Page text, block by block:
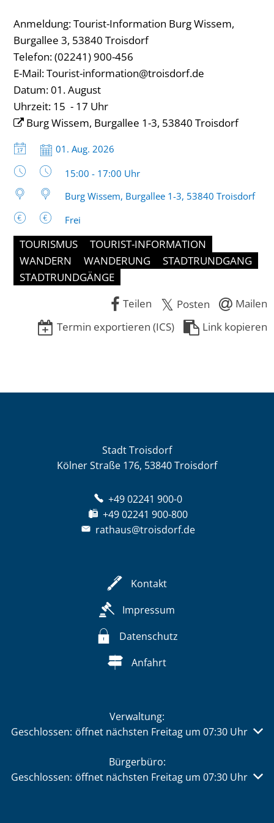
Anmeldung: Tourist-Information Burg Wissem,
Burgallee 3, 53840 Troisdorf
Telefon: (02241) 900-456
E-Mail:Tourist-information@troisdorf.de
Datum: 01. August
Uhrzeit: 15 - 17 Uhr
Burg Wissem, Burgallee 1-3, 53840 Troisdorf
Datum:
01. Aug. 2026
Uhrzeit:
15:00 - 17:00 Uhr
Burg Wissem, Burgallee 1-3, 53840 Troisdorf
Frei
TOURISMUS
TOURIST-INFORMATION
WANDERN
WANDERUNG
STADTRUNDGANG
STADTRUNDGÄNGE
Teilen
Posten
Mailen
Termin exportieren (ICS)
Link kopieren
Stadt Troisdorf
Kölner Straße 176, 53840 Troisdorf
+49 02241 900-0
+49 02241 900-800
rathaus@troisdorf.de
Kontakt
Impressum
Datenschutz
Anfahrt
Verwaltung:
Klicken, um weitere Öffnungs- oder Schließzeiten
Geschlossen: öffnet nächsten Freitag um 07:30 Uhr
Bürgerbüro:
Klicken, um weitere Öffnungs- oder Schließzeiten
Geschlossen: öffnet nächsten Freitag um 07:30 Uhr